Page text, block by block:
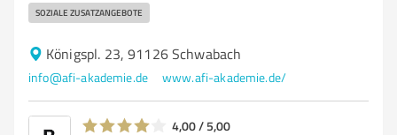
SOZIALE ZUSATZANGEBOTE
Königspl. 23, 91126 Schwabach
info@afi-akademie.de www.afi-akademie.de/
4,00 / 5,00